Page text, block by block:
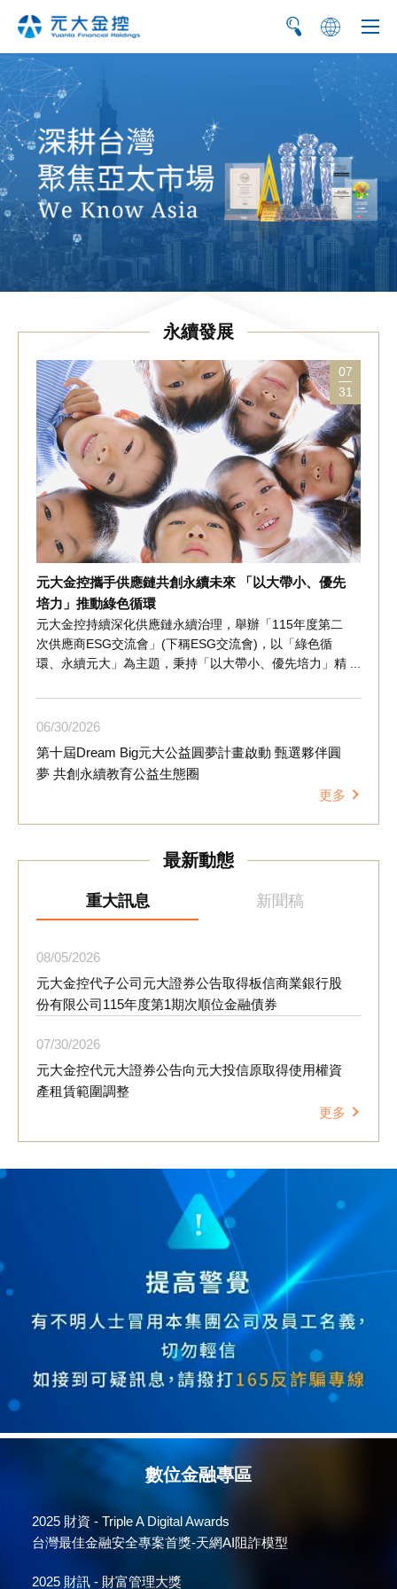
简 EN
永續發展
07
31
元大金控攜手供應鏈共創永續未來 「以大帶小、優先
培力」推動綠色循環
元大金控持續深化供應鏈永續治理，舉辦「115年度第二
次供應商ESG交流會」(下稱ESG交流會)，以「綠色循
環、永續元大」為主題，秉持「以大帶小、優先培力」精
及供應鏈永續實務，協助掌握淨零轉型趨勢，提升供應鏈
韌性，共同推動產業綠色轉型。 ESG交流會邀請環境部
並邀請睿禾金碳集團分享企業實務經驗，從綠電採購、資
源回收及友善產品採購等循環經濟面向，說明如何將永續
理念融入日常營運，降低環境風險並創造循環經濟價值。
育計畫」，累計回收逾400件桌上型及筆記型電腦、液晶
延長設備使用壽命，換算約減少5.984公噸二氧化碳排放
量，相當於少砍伐498顆樹木。此外，活動並透過分組討
內部推動的循環經濟行動，凝聚跨產業合作共識。 元大
金控響應環境部「袋袋箱傳-二手袋循環平台」政策，今
年5至6月期間，集團共募集約5,800個二手袋，全數捐贈
予建國假日花市等單位，延續資源使用價值。元大金控連
續優化供應鏈永續管理機制，擴大綠色採購與資源循環實
踐，透過與供應商長期合作，共同推動產業朝低碳轉型與
永續發展方向邁進。
06 30 2026
第十屆Dream Big元大公益圓夢計畫啟動 甄選夥伴圓
夢 共創永續教育公益生態圈
更多
最新動態
重大訊息 新聞稿
08 05 2026
元大金控代子公司元大證券公告取得板信商業銀行股
份有限公司115年度第1期次順位金融債券
07 30 2026
元大金控代元大證券公告向元大投信原取得使用權資
產租賃範圍調整
更多
數位金融專區
2025 財資 - Triple A Digital Awards
台灣最佳金融安全專案首獎-天網AI阻詐模型
2025 財訊 - 財富管理大獎